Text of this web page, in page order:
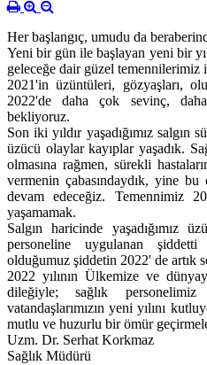
Her başlangıç, umudu da
Yeni bir gün ile başlayan yeni bir
geleceğe dair güzel
2021'in üzüntüleri, gözyaşları,
2022'de daha çok sevinç,
bekliyoruz.
Son iki yıldır yaşadığımız
üzücü olaylar kayıplar yaşadık.
olmasına rağmen, sürekli
vermenin çabasındaydık, yine
devam edeceğiz. Temennimiz
yaşamamak.
Salgın haricinde yaşadığımız
personeline uygulanan
olduğumuz şiddetin 2022' de artık
2022 yılının Ülkemize ve
dileğiyle; sağlık
vatandaşlarımızın yeni yılını
mutlu ve huzurlu bir ömür
Uzm. Dr. Serhat Korkmaz
Sağlık Müdürü